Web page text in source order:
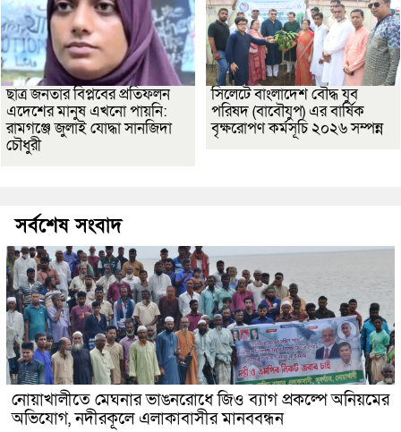
ছাত্র জনতার বিপ্লবের প্রতিফলন
এদেশের মানুষ এখনো পায়নি:
রামগঞ্জে জুলাই যোদ্ধা সানজিদা
চৌধুরী
সিলেটে বাংলাদেশ বৌদ্ধ যুব
পরিষদ (বাবৌযুপ) এর বার্ষিক
বৃক্ষরোপণ কর্মসূচি ২০২৬ সম্পন্ন
সর্বশেষ সংবাদ
নোয়াখালীতে মেঘনার ভাঙনরোধে জিও ব্যাগ প্রকল্পে অনিয়মের
অভিযোগ, নদীরকূলে এলাকাবাসীর মানববন্ধন